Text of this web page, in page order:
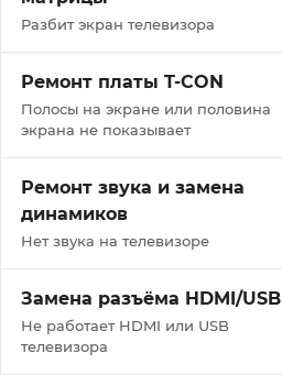
Разбит экран телевизора
Ремонт платы T-CON
Полосы на экране или половина
экрана не показывает
Ремонт звука и замена
динамиков
Нет звука на телевизоре
Замена разъёма HDMI/USB
Не работает HDMI или USB
телевизора